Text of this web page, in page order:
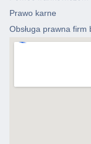
Prawo karne
Obsługa prawna firm